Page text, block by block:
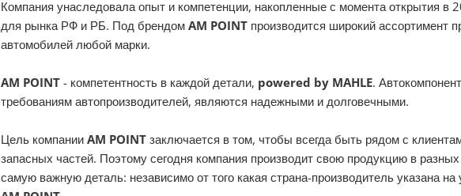
Компания унаследовала опыт и компетенции, накопленные с момента открытия в
для рынка РФ и РБ. Под брендом AM POINT производится широкий ассортимент
автомобилей любой марки.
AM POINT - компетентность в каждой детали, powered by MAHLE.
требованиям автопроизводителей, являются надежными и долговечными.
Цель компании AM POINT заключается в том, чтобы всегда быть рядом с
запасных частей. Поэтому сегодня компания производит свою продукцию в
самую важную деталь: независимо от того какая страна-производитель указана